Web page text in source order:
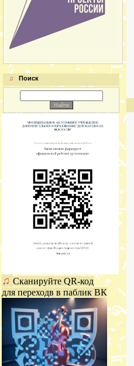
♫ Поиск
♫ Сканируйте QR-код
для переходв в паблик ВК